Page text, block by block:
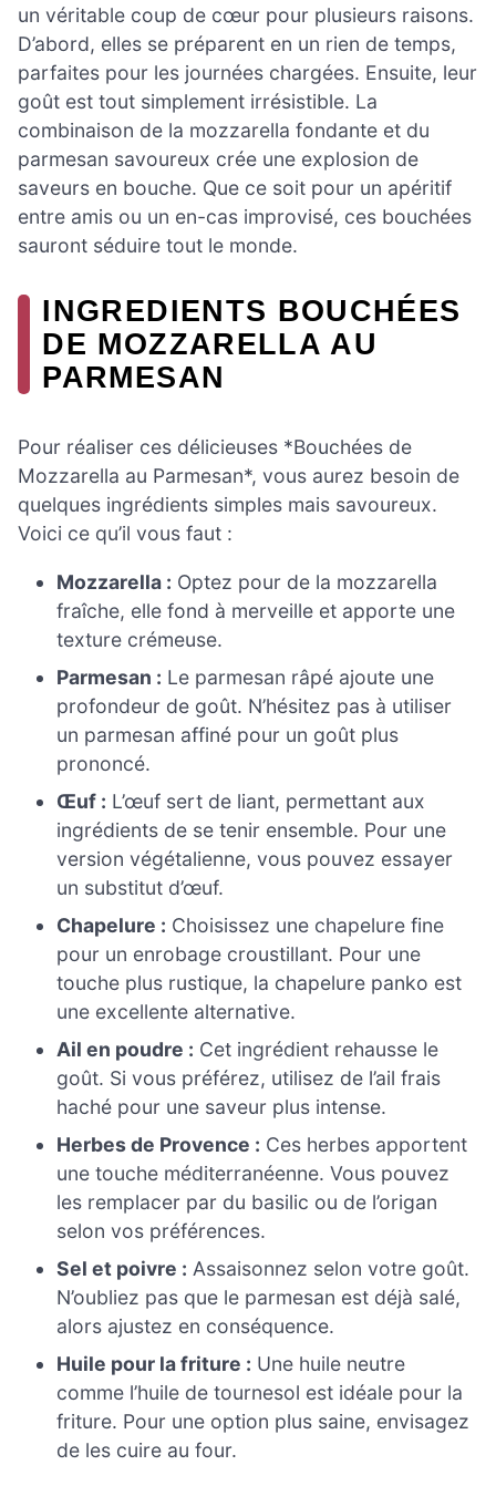
un véritable coup de cœur pour plusieurs raisons.
D’abord, elles se préparent en un rien de temps,
parfaites pour les journées chargées. Ensuite, leur
goût est tout simplement irrésistible. La
combinaison de la mozzarella fondante et du
parmesan savoureux crée une explosion de
saveurs en bouche. Que ce soit pour un apéritif
entre amis ou un en-cas improvisé, ces bouchées
sauront séduire tout le monde.
INGREDIENTS BOUCHÉES
DE MOZZARELLA AU
PARMESAN
Pour réaliser ces délicieuses *Bouchées de
Mozzarella au Parmesan*, vous aurez besoin de
quelques ingrédients simples mais savoureux.
Voici ce qu’il vous faut :
Mozzarella : Optez pour de la mozzarella
fraîche, elle fond à merveille et apporte une
texture crémeuse.
Parmesan : Le parmesan râpé ajoute une
profondeur de goût. N’hésitez pas à utiliser
un parmesan affiné pour un goût plus
prononcé.
Œuf : L’œuf sert de liant, permettant aux
ingrédients de se tenir ensemble. Pour une
version végétalienne, vous pouvez essayer
un substitut d’œuf.
Chapelure : Choisissez une chapelure fine
pour un enrobage croustillant. Pour une
touche plus rustique, la chapelure panko est
une excellente alternative.
Ail en poudre : Cet ingrédient rehausse le
goût. Si vous préférez, utilisez de l’ail frais
haché pour une saveur plus intense.
Herbes de Provence : Ces herbes apportent
une touche méditerranéenne. Vous pouvez
les remplacer par du basilic ou de l’origan
selon vos préférences.
Sel et poivre : Assaisonnez selon votre goût.
N’oubliez pas que le parmesan est déjà salé,
alors ajustez en conséquence.
Huile pour la friture : Une huile neutre
comme l’huile de tournesol est idéale pour la
friture. Pour une option plus saine, envisagez
de les cuire au four.